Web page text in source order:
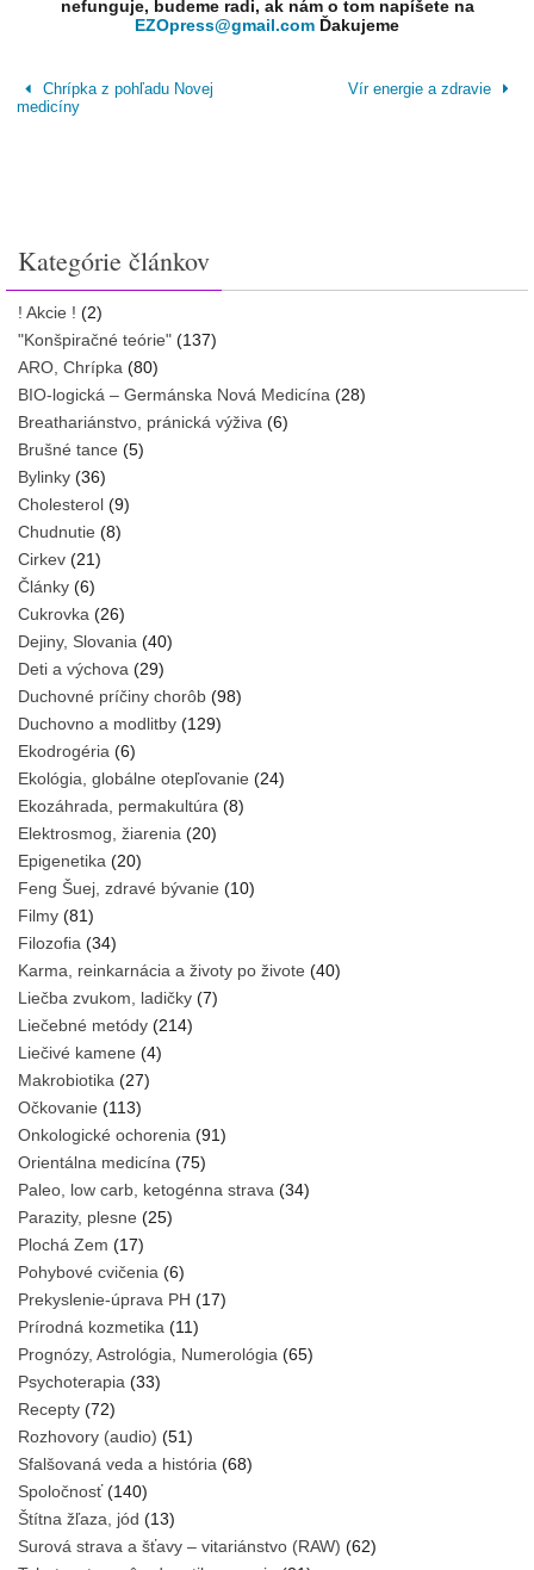
nefunguje, budeme radi, ak nám o tom napíšete na
EZOpress@gmail.com Ďakujeme
Chrípka z pohľadu Novej
medicíny
Vír energie a zdravie
Kategórie článkov
! Akcie ! (2)
"Konšpiračné teórie" (137)
ARO, Chrípka (80)
BIO-logická – Germánska Nová Medicína (28)
Breathariánstvo, pránická výživa (6)
Brušné tance (5)
Bylinky (36)
Cholesterol (9)
Chudnutie (8)
Cirkev (21)
Články (6)
Cukrovka (26)
Dejiny, Slovania (40)
Deti a výchova (29)
Duchovné príčiny chorôb (98)
Duchovno a modlitby (129)
Ekodrogéria (6)
Ekológia, globálne otepľovanie (24)
Ekozáhrada, permakultúra (8)
Elektrosmog, žiarenia (20)
Epigenetika (20)
Feng Šuej, zdravé bývanie (10)
Filmy (81)
Filozofia (34)
Karma, reinkarnácia a životy po živote (40)
Liečba zvukom, ladičky (7)
Liečebné metódy (214)
Liečivé kamene (4)
Makrobiotika (27)
Očkovanie (113)
Onkologické ochorenia (91)
Orientálna medicína (75)
Paleo, low carb, ketogénna strava (34)
Parazity, plesne (25)
Plochá Zem (17)
Pohybové cvičenia (6)
Prekyslenie-úprava PH (17)
Prírodná kozmetika (11)
Prognózy, Astrológia, Numerológia (65)
Psychoterapia (33)
Recepty (72)
Rozhovory (audio) (51)
Sfalšovaná veda a história (68)
Spoločnosť(140)
Štítna žľaza, jód (13)
Surová strava a šťavy – vitariánstvo (RAW) (62)